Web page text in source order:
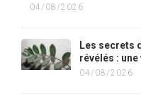
04/08/2026
Les secrets
révélés :
04/08/2026